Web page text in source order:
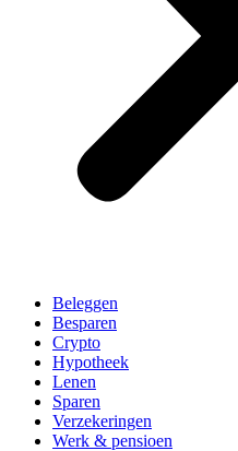
Beleggen
Besparen
Crypto
Hypotheek
Lenen
Sparen
Verzekeringen
Werk & pensioen